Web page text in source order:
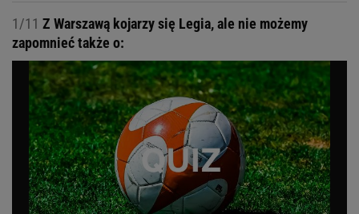
1/11 Z Warszawą kojarzy się Legia, ale nie możemy
zapomnieć także o: